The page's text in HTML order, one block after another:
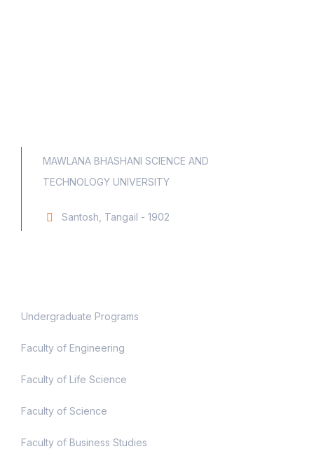
MAWLANA BHASHANI SCIENCE AND
TECHNOLOGY UNIVERSITY
Santosh, Tangail - 1902
Undergraduate Programs
Faculty of Engineering
Faculty of Life Science
Faculty of Science
Faculty of Business Studies